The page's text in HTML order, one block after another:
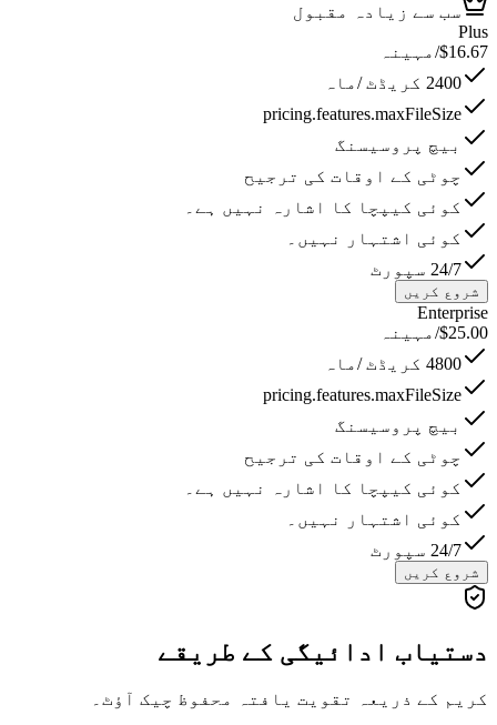
سب سے زیادہ مقبول
Plus
$16.67 /مہینہ
2400 کریڈٹ /ماہ
pricing.features.maxFileSize
بیچ پروسیسنگ
چوٹی کے اوقات کی ترجیح
کوئی کیپچا کا اشارہ نہیں ہے۔
کوئی اشتہار نہیں۔
24/7 سپورٹ
شروع کریں
Enterprise
$25.00 /مہینہ
4800 کریڈٹ /ماہ
pricing.features.maxFileSize
بیچ پروسیسنگ
چوٹی کے اوقات کی ترجیح
کوئی کیپچا کا اشارہ نہیں ہے۔
کوئی اشتہار نہیں۔
24/7 سپورٹ
شروع کریں
دستیاب ادائیگی کے طریقے
کریم کے ذریعہ تقویت یافتہ محفوظ چیک آؤٹ۔